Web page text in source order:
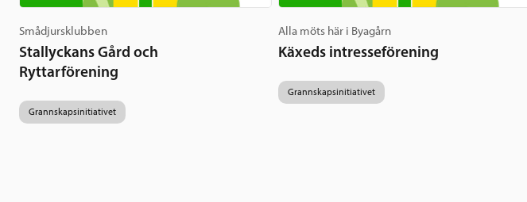
Smådjursklubben
Stallyckans Gård och
Ryttarförening
Grannskapsinitiativet
Alla möts här i Byagårn
Käxeds intresseförening
Grannskapsinitiativet